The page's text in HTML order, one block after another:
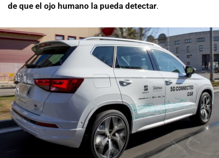
de que el ojo humano la pueda detectar.